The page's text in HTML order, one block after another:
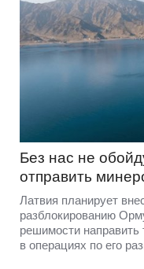
Без нас не
отправить
Латвия планирует
разблокированию
решимости
в операциях по его